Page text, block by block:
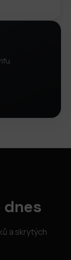
a skrytých